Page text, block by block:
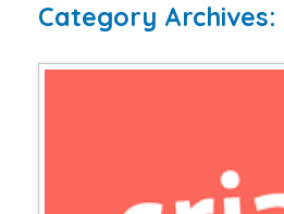
Category Archives: